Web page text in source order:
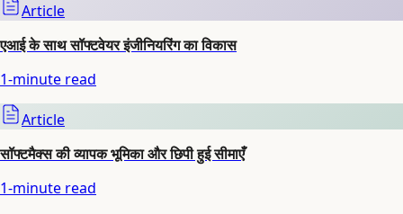
Article
एआई के साथ सॉफ्टवेयर इंजीनियरिंग का विकास
1-minute read
Article
सॉफ्टमैक्स की व्यापक भूमिका और छिपी हुई सीमाएँ
1-minute read